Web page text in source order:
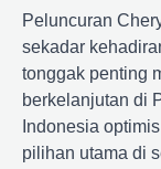
Peluncuran
sekadar
tonggak penting
berkelanjutan di
Indonesia
pilihan utama di